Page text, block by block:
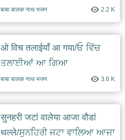
बाबा बालक नाथ भजन 2.2 K
ओ विच तलाईयाँ आ गया/ਓ ਵਿੱਚ
ਤਲਾਈਆਂ ਆ ਗਿਆ
बाबा बालक नाथ भजन 3.6 K
सुनहरी जटां वालेया आजा वौडां
थल्ले/ਸੁਨਹਿਰੀ ਜਟਾ ਵਾਲਿਆ ਆਜਾ